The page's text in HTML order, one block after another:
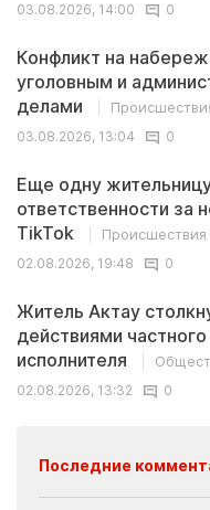
03.08.2026, 14:00
0
Конфликт на
уголовным и
делами
03.08.2026, 13:04
0
Еще одну
ответственности за
TikTok
Происшествия
02.08.2026, 19:48
0
Житель Актау
действиями
исполнителя
02.08.2026, 13:32
0
Последние